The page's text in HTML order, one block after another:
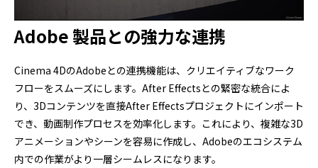
Adobe 製品との強力な連携
Cinema 4DのAdobeとの連携機能は、クリエイティブなワーク
フローをスムーズにします。After Effectsとの緊密な統合によ
り、3Dコンテンツを直接After Effectsプロジェクトにインポート
でき、動画制作プロセスを効率化します。これにより、複雑な3D
アニメーションやシーンを容易に作成し、Adobeのエコシステム
内での作業がより一層シームレスになります。